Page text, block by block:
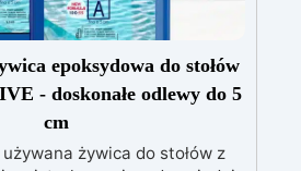
epoksydowa do stołów
- doskonałe odlewy do 5
cm
żywica do stołów z